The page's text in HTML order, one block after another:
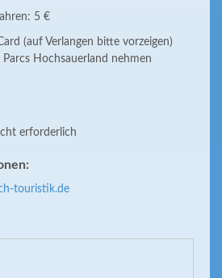
5 €
(auf Verlangen bitte vorzeigen)
Hochsauerland nehmen
erforderlich
touristik.de